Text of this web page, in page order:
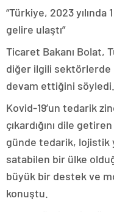
“Türkiye, 2023
gelire ulaştı”
Ticaret Bakanı Bolat,
diğer ilgili
devam ettiğini söyledi.
Kovid-19’un tedarik
çıkardığını dile
günde tedarik, lojistik
satabilen bir ülke
büyük bir destek ve
konuştu.